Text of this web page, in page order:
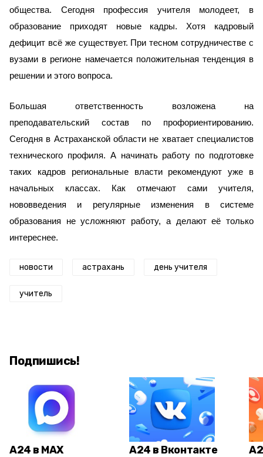
общества. Сегодня профессия учителя молодеет, в
образование приходят новые кадры. Хотя кадровый
дефицит всё же существует. При тесном сотрудничестве с
вузами в регионе намечается положительная тенденция в
решении и этого вопроса.
Большая ответственность возложена на
преподавательский состав по профориентированию.
Сегодня в Астраханской области не хватает специалистов
технического профиля. А начинать работу по подготовке
таких кадров региональные власти рекомендуют уже в
начальных классах. Как отмечают сами учителя,
нововведения и регулярные изменения в системе
образования не усложняют работу, а делают её только
интереснее.
новости астрахань день учителя
учитель
Подпишись!
А24 в MAX А24 в Вконтакте